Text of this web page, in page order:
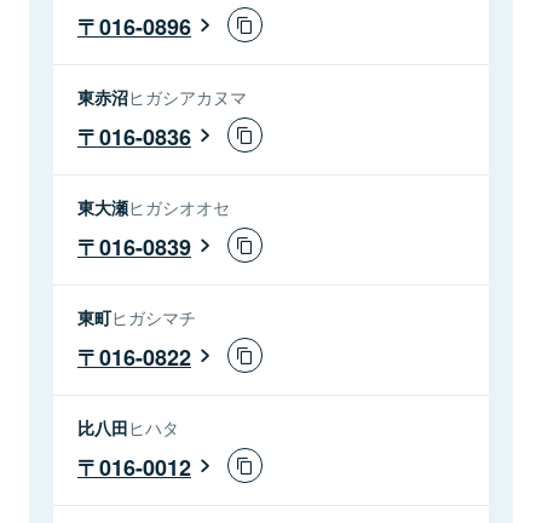
016-0896
東赤沼ヒガシアカヌマ
016-0836
東大瀬ヒガシオオセ
016-0839
東町ヒガシマチ
016-0822
比八田ヒハタ
016-0012